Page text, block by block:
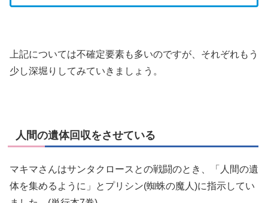
上記については不確定要素も多いのですが、それぞれもう
少し深堀りしてみていきましょう。
人間の遺体回収をさせている
マキマさんはサンタクロースとの戦闘のとき、「人間の遺
体を集めるように」とプリシン(蜘蛛の魔人)に指示してい